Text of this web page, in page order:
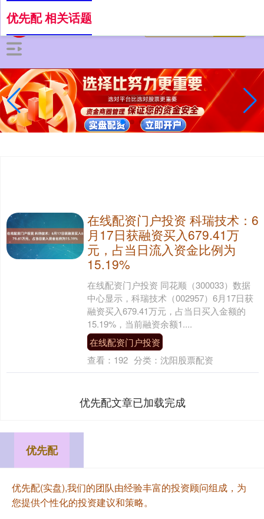
优先配 相关话题
在线配资门户投资 科瑞技术：6
月17日获融资买入679.41万
元，占当日流入资金比例为
15.19%
在线配资门户投资 同花顺（300033）数据
中心显示，科瑞技术（002957）6月17日获
融资买入679.41万元，占当日买入金额的
15.19%，当前融资余额1....
在线配资门户投资
查看： 192 分类： 沈阳股票配资
优先配文章已加载完成
优先配
优先配(实盘),我们的团队由经验丰富的投资顾问组成，为
您提供个性化的投资建议和策略。